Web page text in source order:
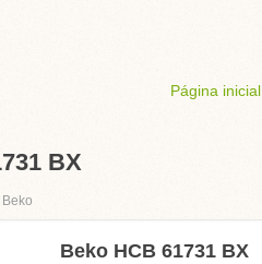
Página inicial
BX
Beko
Beko HCB 61731 BX